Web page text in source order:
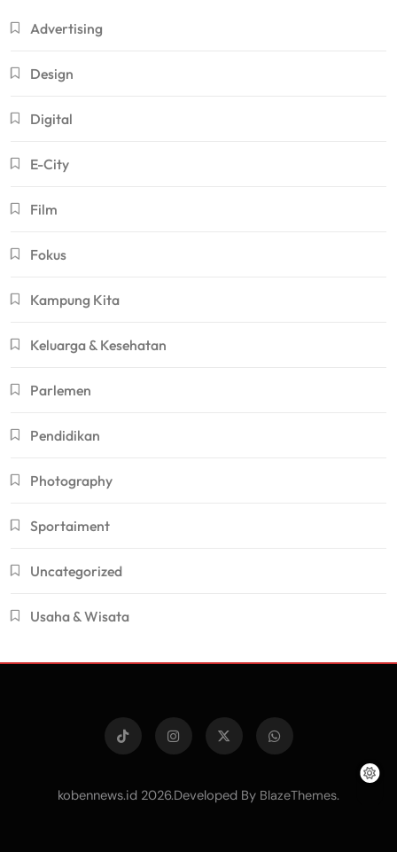
Advertising
Design
Digital
E-City
Film
Fokus
Kampung Kita
Keluarga & Kesehatan
Parlemen
Pendidikan
Photography
Sportaiment
Uncategorized
Usaha & Wisata
kobennews.id 2026.Developed By BlazeThemes.